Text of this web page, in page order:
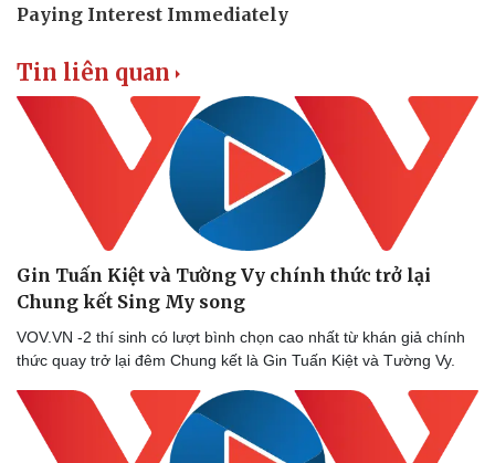
Tin liên quan
Gin Tuấn Kiệt và Tường Vy chính thức trở lại
Chung kết Sing My song
VOV.VN -2 thí sinh có lượt bình chọn cao nhất từ khán giả chính
thức quay trở lại đêm Chung kết là Gin Tuấn Kiệt và Tường Vy.